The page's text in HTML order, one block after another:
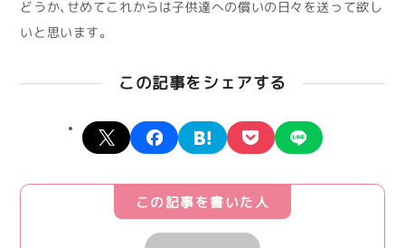
どうか、せめてこれからは子供達への償いの日々を送って欲し
いと思います。
この記事をシェアする
X facebookhatena pocket
この記事を書いた人